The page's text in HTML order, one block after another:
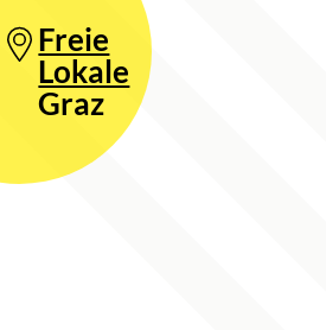
Freie
Lokale
Graz